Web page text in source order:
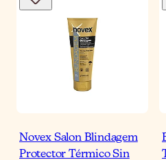
Novex Salon Blindagem
Protector Térmico Sin